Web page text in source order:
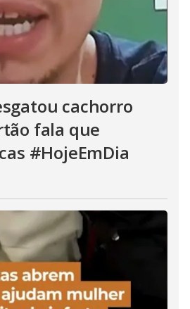
cachorro
fala que
#HojeEmDia